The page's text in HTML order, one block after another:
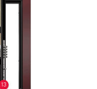
13